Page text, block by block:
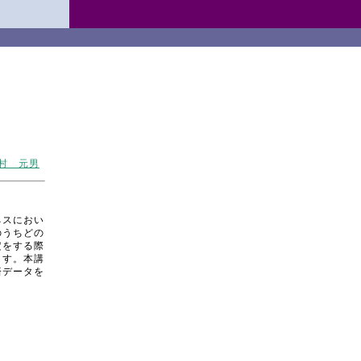
元男
におい
ちどの
する際
。本講
ータを